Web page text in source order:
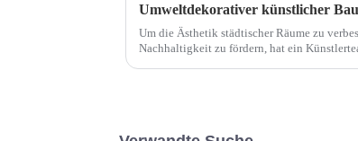
Umweltdekorativer künstlicher
Um die Ästhetik städtischer Räume zu
Nachhaltigkeit zu fördern, hat ein